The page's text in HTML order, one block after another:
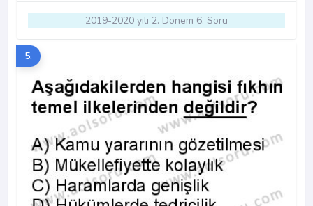
2019-2020 yılı 2. Dönem 6. Soru
5.